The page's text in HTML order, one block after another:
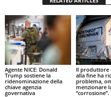
Agente NICE: Donald
Trump sostiene la
ridenominazione della
chiave agenzia
governativa
Il produttore
alla fine ha
problema,
menzionare
“corrosione”.